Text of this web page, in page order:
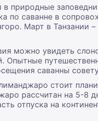
в природные
по саванне в
Март в Танзании
можно увидеть
Опытные
саванны
стоит
рассчитан на 5-8
отпуска на